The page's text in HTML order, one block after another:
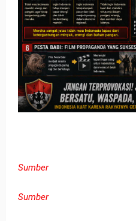
Sumber
Sumber